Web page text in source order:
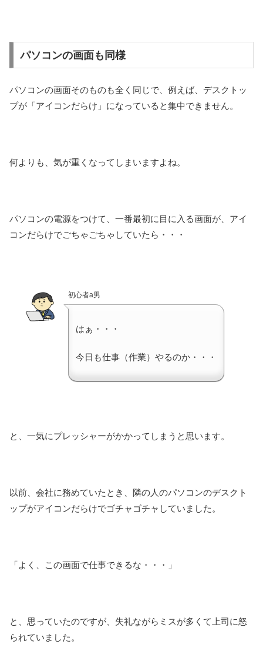
パソコンの画面も同様
パソコンの画面そのものも全く同じで、例えば、デスクトッ
プが「アイコンだらけ」になっていると集中できません。
何よりも、気が重くなってしまいますよね。
パソコンの電源をつけて、一番最初に目に入る画面が、アイ
コンだらけでごちゃごちゃしていたら・・・
初心者a男
はぁ・・・
今日も仕事（作業）やるのか・・・
と、一気にプレッシャーがかかってしまうと思います。
以前、会社に務めていたとき、隣の人のパソコンのデスクト
ップがアイコンだらけでゴチャゴチャしていました。
「よく、この画面で仕事できるな・・・」
と、思っていたのですが、失礼ながらミスが多くて上司に怒
られていました。